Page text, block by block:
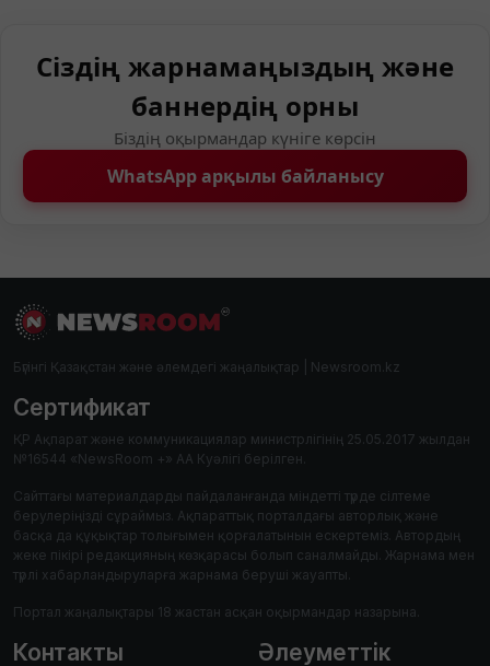
Сіздің жарнамаңыздың және
баннердің орны
Біздің оқырмандар күніге көрсін
WhatsApp арқылы байланысу
Бүгінгі Қазақстан және әлемдегі жаңалықтар | Newsroom.kz
Сертификат
ҚР Ақпарат және коммуникациялар министрлігінің 25.05.2017 жылдан
№16544 «NewsRoom +» АА Куәлігі берілген.
Сайттағы материалдарды пайдаланғанда міндетті түрде сілтеме
берулеріңізді сұраймыз. Ақпараттық порталдағы авторлық және
басқа да құқықтар толығымен қорғалатынын ескертеміз. Автордың
жеке пікірі редакцияның көзқарасы болып саналмайды. Жарнама мен
түрлі хабарландыруларға жарнама беруші жауапты.
Портал жаңалықтары 18 жастан асқан оқырмандар назарына.
Контакты
Әлеуметтік